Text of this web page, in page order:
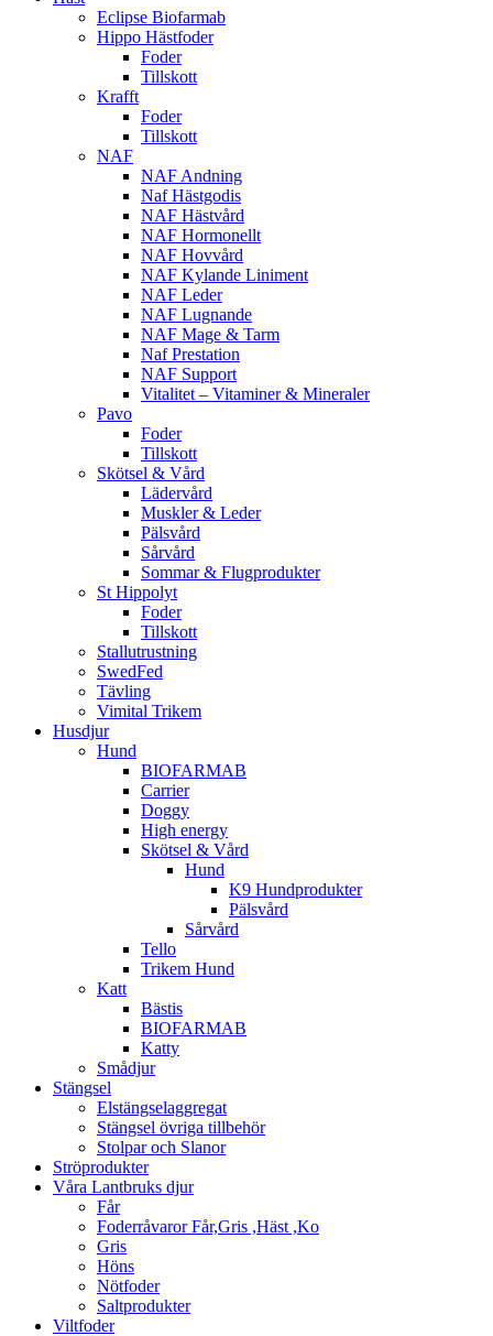
Eclipse Biofarmab
Hippo Hästfoder
Foder
Tillskott
Krafft
Foder
Tillskott
NAF
NAF Andning
Naf Hästgodis
NAF Hästvård
NAF Hormonellt
NAF Hovvård
NAF Kylande Liniment
NAF Leder
NAF Lugnande
NAF Mage & Tarm
Naf Prestation
NAF Support
Vitalitet – Vitaminer & Mineraler
Pavo
Foder
Tillskott
Skötsel & Vård
Lädervård
Muskler & Leder
Pälsvård
Sårvård
Sommar & Flugprodukter
St Hippolyt
Foder
Tillskott
Stallutrustning
SwedFed
Tävling
Vimital Trikem
Husdjur
Hund
BIOFARMAB
Carrier
Doggy
High energy
Skötsel & Vård
Hund
K9 Hundprodukter
Pälsvård
Sårvård
Tello
Trikem Hund
Katt
Bästis
BIOFARMAB
Katty
Smådjur
Stängsel
Elstängselaggregat
Stängsel övriga tillbehör
Stolpar och Slanor
Ströprodukter
Våra Lantbruks djur
Får
Foderråvaror Får,Gris ,Häst ,Ko
Gris
Höns
Nötfoder
Saltprodukter
Viltfoder